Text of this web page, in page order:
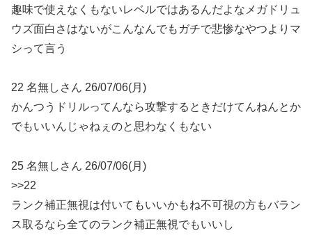
趣味で使えなくもないレベルではあるんだよなメガドリュ
ウズ面白さはないがこんなんでもガチで悲惨なやつよりマ
シって言う
22 名無しさん 26/07/06(月)
かんつうドリルってんなら攻撃するときだけてんねんとか
でもいいんじゃねぇのと思わなくもない
25 名無しさん 26/07/06(月)
>>22
ランク補正無視は付いてもいいかもね不可視の方もバラン
ス取るなら全てのランク補正無視でもいいし